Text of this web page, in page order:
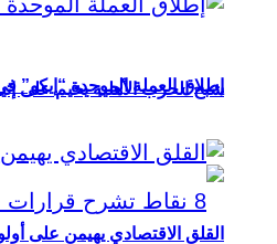
شبح الحرب الأهلية يخيم على
إطلاق العملة الموحدة “إيكو” في 2027.. “إيكواس” تمضي قدمًا دون
القلق الاقتصادي يهيمن على